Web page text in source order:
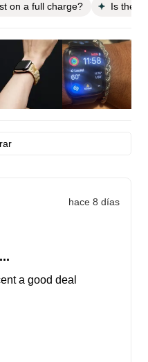
on a full charge? Is the
hace 8 días
a good deal